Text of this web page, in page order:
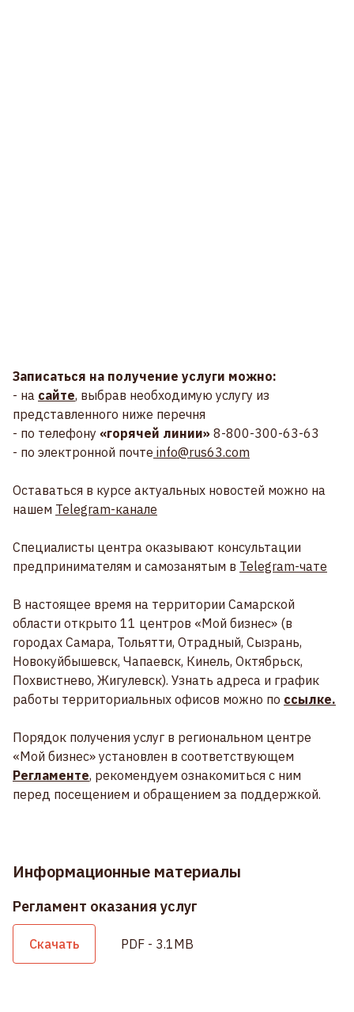
Записаться на получение услуги можно:
- на сайте, выбрав необходимую услугу из
представленного ниже перечня
- по телефону «горячей линии» 8-800-300-63-63
- по электронной почте info@rus63.com
Оставаться в курсе актуальных новостей можно на
нашем Telegram-канале
Специалисты центра оказывают консультации
предпринимателям и самозанятым в Telegram-чате
В настоящее время на территории Самарской
области открыто 11 центров «Мой бизнес» (в
городах Самара, Тольятти, Отрадный, Сызрань,
Новокуйбышевск, Чапаевск, Кинель, Октябрьск,
Похвистнево, Жигулевск). Узнать адреса и график
работы территориальных офисов можно по ссылке.
Порядок получения услуг в региональном центре
«Мой бизнес» установлен в соответствующем
Регламенте, рекомендуем ознакомиться с ним
перед посещением и обращением за поддержкой.
Информационные материалы
Регламент оказания услуг
Скачать PDF - 3.1MB